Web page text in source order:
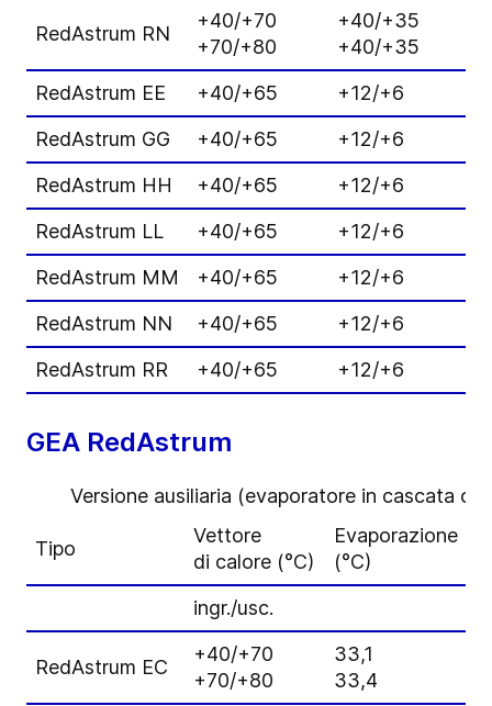
RedAstrum RN
+40/+70
+70/+80
+40/+35
+40/+35
RedAstrum EE
+40/+65 +12/+6
RedAstrum GG
+40/+65 +12/+6
RedAstrum HH
+40/+65 +12/+6
RedAstrum LL
+40/+65 +12/+6
RedAstrum MM
+40/+65 +12/+6
RedAstrum NN
+40/+65 +12/+6
RedAstrum RR
+40/+65 +12/+6
GEA RedAstrum
Versione ausiliaria (evaporatore in cascata
Tipo
Vettore
di calore (°C)
Evaporazione
(°C)
ingr./usc.
RedAstrum EC
+40/+70
+70/+80
33,1
33,4